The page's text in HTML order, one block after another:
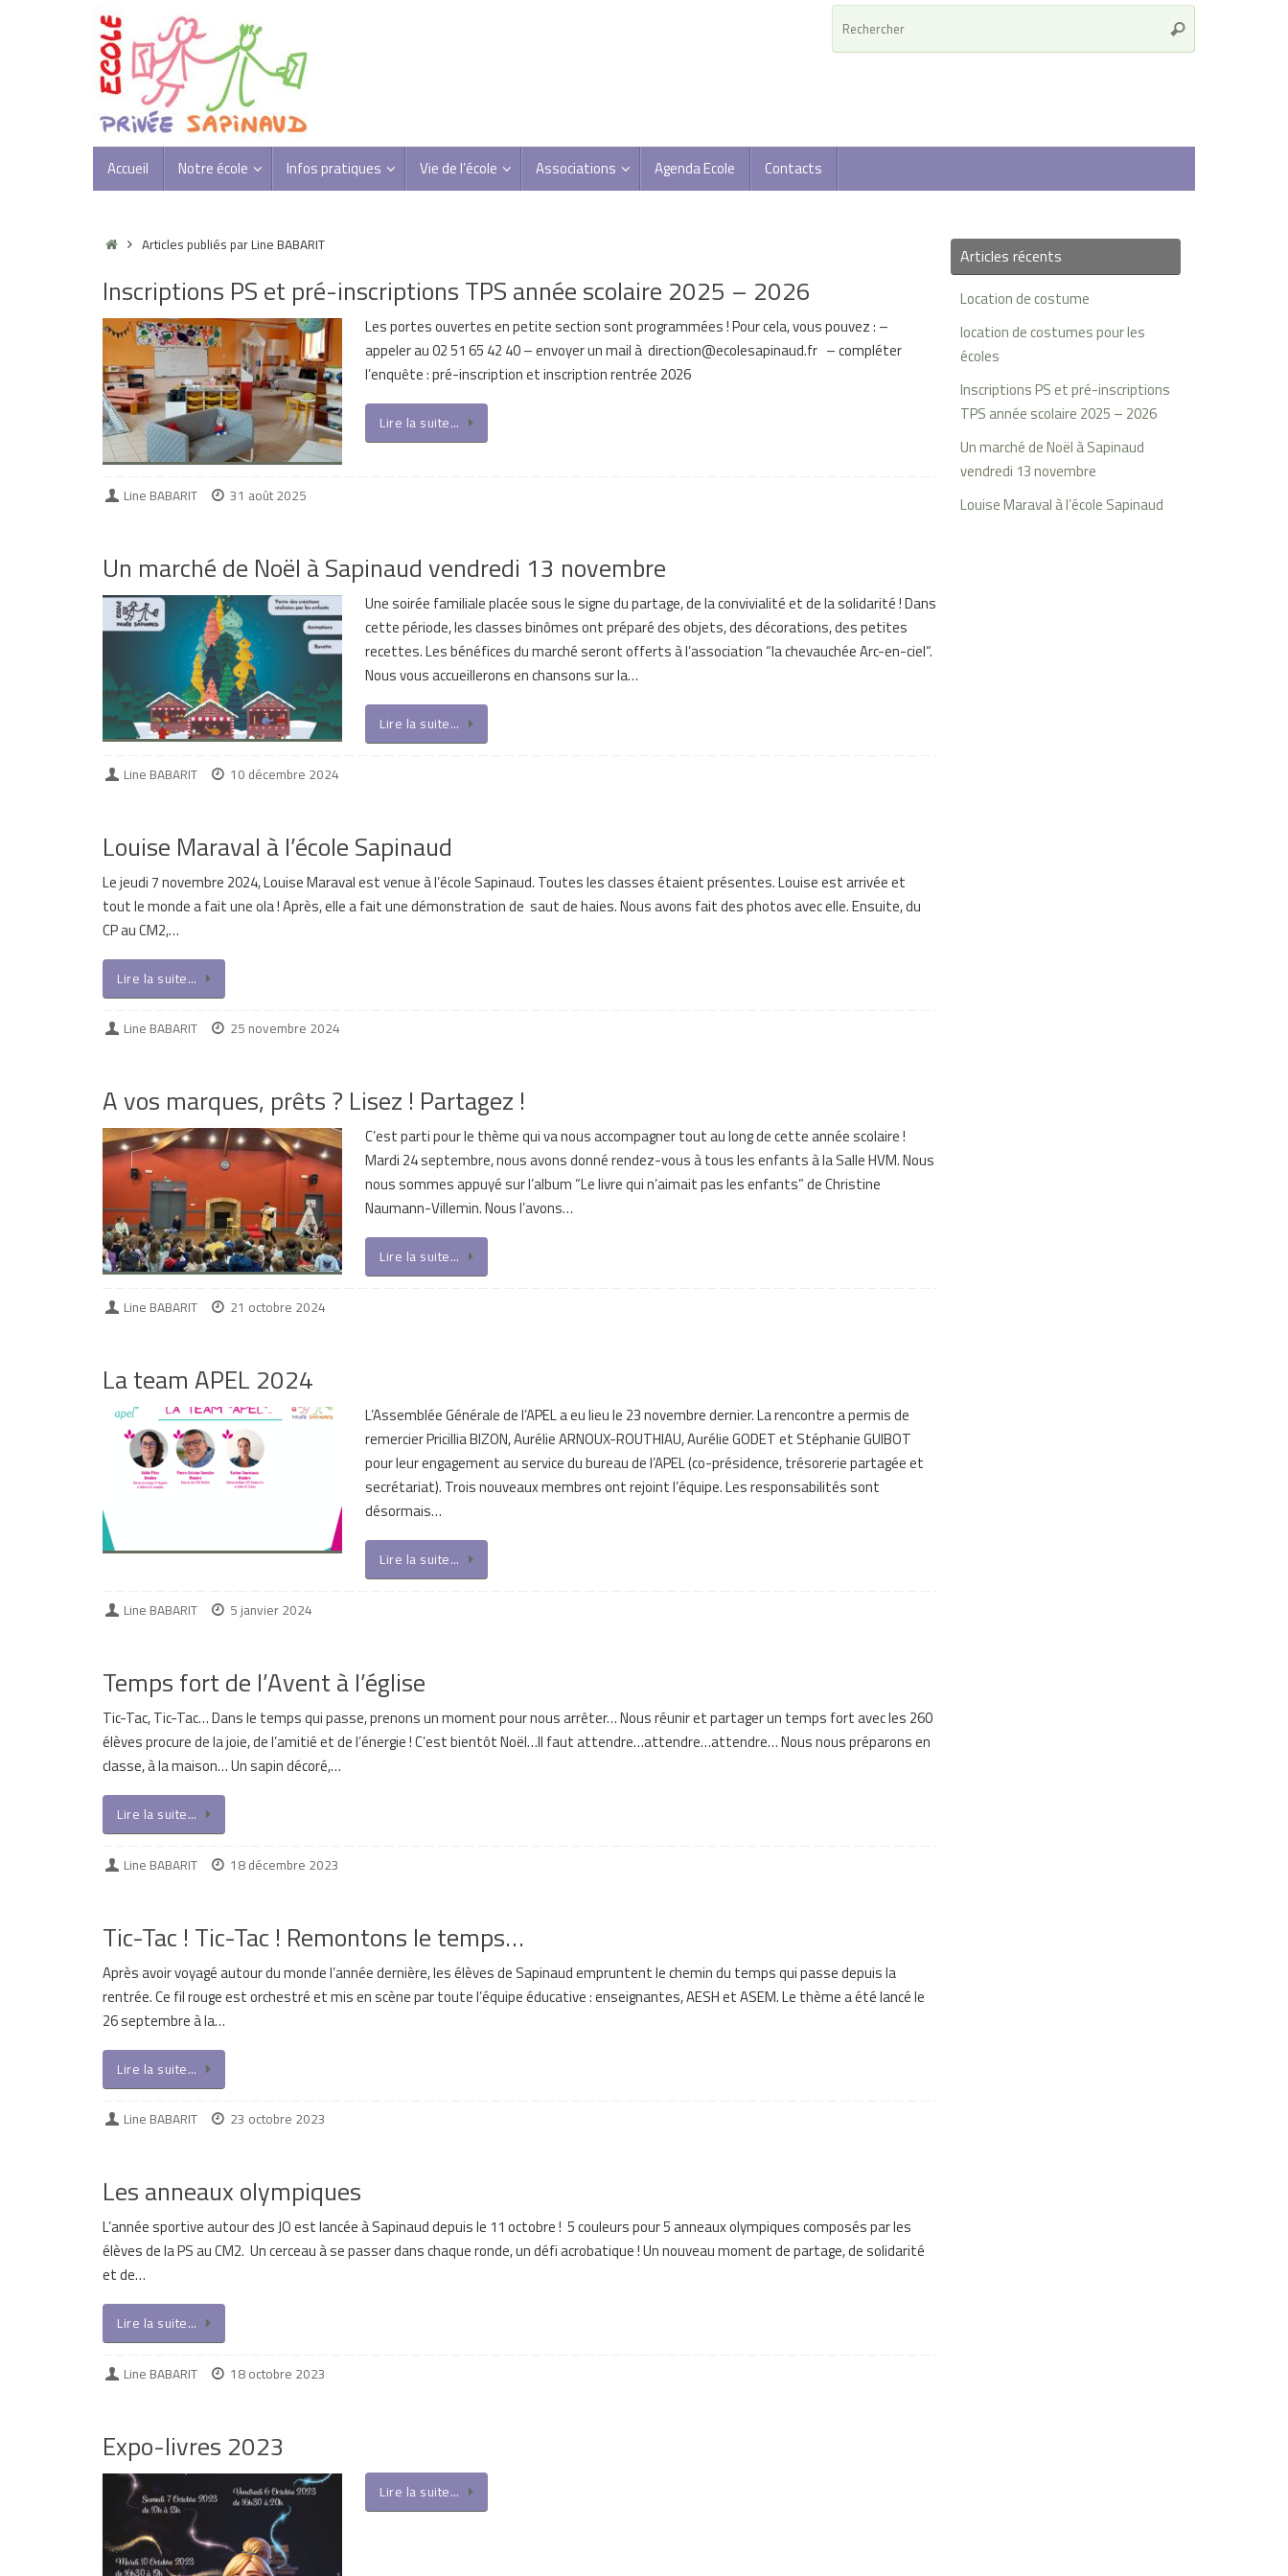
Rechercher
contenu
Accueil Notre école Infos pratiques Vie de l’école Associations Agenda Ecole Contacts
AccueilArticles publiés par Line BABARIT
Inscriptions PS et pré-inscriptions TPS année scolaire 2025 – 2026
Les portes ouvertes en petite section sont programmées ! Pour cela, vous pouvez : –
appeler au 02 51 65 42 40 – envoyer un mail à direction@ecolesapinaud.fr – compléter
l’enquête : pré-inscription et inscription rentrée 2026
Lire la suite…
Line BABARIT 31 août 2025
Un marché de Noël à Sapinaud vendredi 13 novembre
Une soirée familiale placée sous le signe du partage, de la convivialité et de la solidarité ! Dans
cette période, les classes binômes ont préparé des objets, des décorations, des petites
recettes. Les bénéfices du marché seront offerts à l’association “la chevauchée Arc-en-ciel“.
Nous vous accueillerons en chansons sur la…
Lire la suite…
Line BABARIT 10 décembre 2024
Louise Maraval à l’école Sapinaud
Le jeudi 7 novembre 2024, Louise Maraval est venue à l’école Sapinaud. Toutes les classes étaient présentes. Louise est arrivée et
tout le monde a fait une ola ! Après, elle a fait une démonstration de saut de haies. Nous avons fait des photos avec elle. Ensuite, du
CP au CM2,…
Lire la suite…
Line BABARIT 25 novembre 2024
A vos marques, prêts ? Lisez ! Partagez !
C’est parti pour le thème qui va nous accompagner tout au long de cette année scolaire !
Mardi 24 septembre, nous avons donné rendez-vous à tous les enfants à la Salle HVM. Nous
nous sommes appuyé sur l’album “Le livre qui n’aimait pas les enfants” de Christine
Naumann-Villemin. Nous l’avons…
Lire la suite…
Line BABARIT 21 octobre 2024
La team APEL 2024
L’Assemblée Générale de l’APEL a eu lieu le 23 novembre dernier. La rencontre a permis de
remercier Pricillia BIZON, Aurélie ARNOUX-ROUTHIAU, Aurélie GODET et Stéphanie GUIBOT
pour leur engagement au service du bureau de l’APEL (co-présidence, trésorerie partagée et
secrétariat). Trois nouveaux membres ont rejoint l’équipe. Les responsabilités sont
désormais…
Lire la suite…
Line BABARIT 5 janvier 2024
Temps fort de l’Avent à l’église
Tic-Tac, Tic-Tac… Dans le temps qui passe, prenons un moment pour nous arrêter… Nous réunir et partager un temps fort avec les 260
élèves procure de la joie, de l’amitié et de l’énergie ! C’est bientôt Noël…Il faut attendre…attendre…attendre… Nous nous préparons en
classe, à la maison… Un sapin décoré,…
Lire la suite…
Line BABARIT 18 décembre 2023
Tic-Tac ! Tic-Tac ! Remontons le temps…
Après avoir voyagé autour du monde l’année dernière, les élèves de Sapinaud empruntent le chemin du temps qui passe depuis la
rentrée. Ce fil rouge est orchestré et mis en scène par toute l’équipe éducative : enseignantes, AESH et ASEM. Le thème a été lancé le
26 septembre à la…
Lire la suite…
Line BABARIT 23 octobre 2023
Les anneaux olympiques
L’année sportive autour des JO est lancée à Sapinaud depuis le 11 octobre ! 5 couleurs pour 5 anneaux olympiques composés par les
élèves de la PS au CM2. Un cerceau à se passer dans chaque ronde, un défi acrobatique ! Un nouveau moment de partage, de solidarité
et de…
Lire la suite…
Line BABARIT 18 octobre 2023
Expo-livres 2023
Lire la suite…
Articles récents
Location de costume
location de costumes pour les
écoles
Inscriptions PS et pré-inscriptions
TPS année scolaire 2025 – 2026
Un marché de Noël à Sapinaud
vendredi 13 novembre
Louise Maraval à l’école Sapinaud